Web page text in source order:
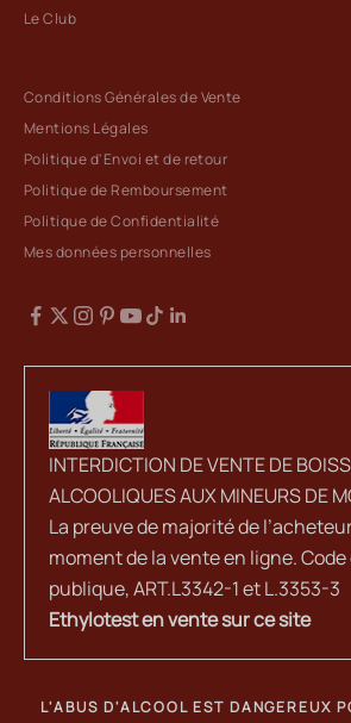
Le Club
Conditions Générales de Vente
Mentions Légales
Politique d'Envoi et de retour
Politique de Remboursement
Politique de Confidentialité
Mes données personnelles
INTERDICTION DE VENTE DE
ALCOOLIQUES AUX MINEURS DE
La preuve de majorité de
moment de la vente en ligne.
publique, ART.L3342-1 et L.3353-3
Ethylotest en vente sur ce site
L'ABUS D'ALCOOL EST DANGEREUX